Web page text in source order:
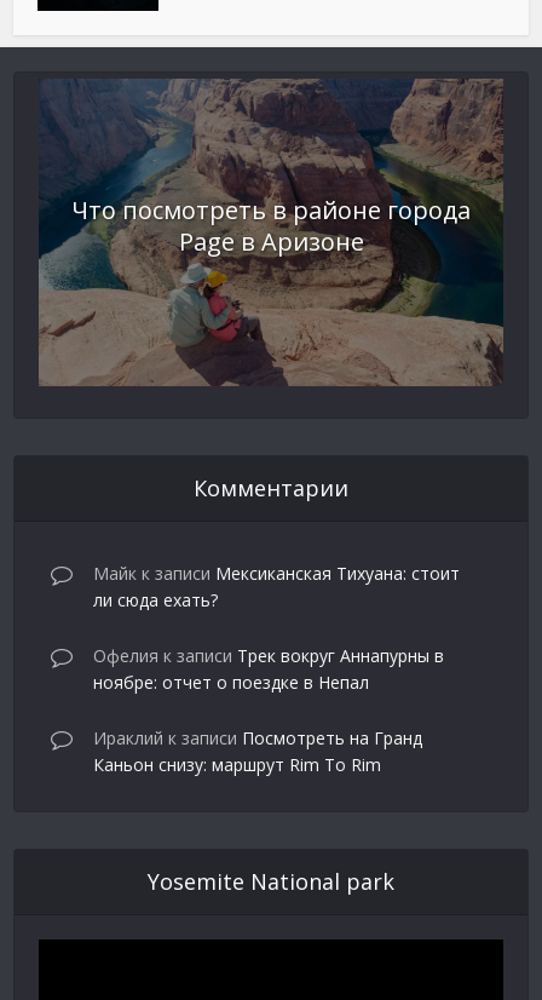
Что посмотреть в районе города
Page в Аризоне
Комментарии
Майк к записи Мексиканская Тихуана: стоит
ли сюда ехать?
Офелия к записи Трек вокруг Аннапурны в
ноябре: отчет о поездке в Непал
Ираклий к записи Посмотреть на Гранд
Каньон снизу: маршрут Rim To Rim
Yosemite National park